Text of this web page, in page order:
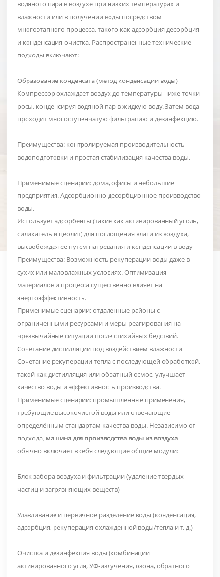
водяного пара в воздухе при низких температурах и
влажности или в получении воды посредством
многоэтапного процесса, такого как адсорбция-десорбция
и конденсация-очистка. Распространенные технические
подходы включают:
Образование конденсата (метод конденсации воды)
Компрессор охлаждает воздух до температуры ниже точки
росы, конденсируя водяной пар в жидкую воду. Затем вода
проходит многоступенчатую фильтрацию и дезинфекцию.
Преимущества: контролируемая производительность
водоподготовки и простая стабилизация качества воды.
Применимые сценарии: дома, офисы и небольшие
предприятия. Адсорбционно-десорбционное производство
воды.
Использует адсорбенты (такие как активированный уголь,
силикагель и цеолит) для поглощения влаги из воздуха,
высвобождая ее путем нагревания и конденсации в воду.
Преимущества: Возможность рекуперации воды даже в
сухих или маловлажных условиях. Оптимизация
материалов и процесса существенно влияет на
энергоэффективность.
Применимые сценарии: отдаленные районы с
ограниченными ресурсами и меры реагирования на
чрезвычайные ситуации после стихийных бедствий.
Сочетание дистилляции под воздействием влажности
Сочетание рекуперации тепла с последующей обработкой,
такой как дистилляция или обратный осмос, улучшает
качество воды и эффективность производства.
Применимые сценарии: промышленные применения,
требующие высокочистой воды или отвечающие
определённым стандартам качества воды. Независимо от
подхода, машина для производства воды из воздуха
обычно включает в себя следующие общие модули:
Блок забора воздуха и фильтрации (удаление твердых
частиц и загрязняющих веществ)
Улавливание и первичное разделение воды (конденсация,
адсорбция, рекуперация охлажденной воды/тепла и т. д.)
Очистка и дезинфекция воды (комбинации
активированного угля, УФ-излучения, озона, обратного